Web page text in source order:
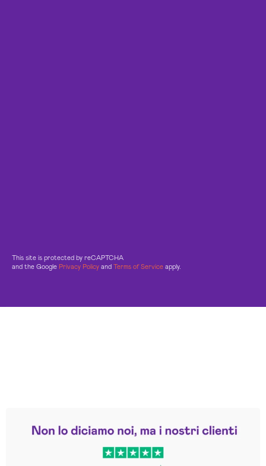
This site is protected by reCAPTCHA
and the Google Privacy Policy and Terms of Service apply.
Trustpilot